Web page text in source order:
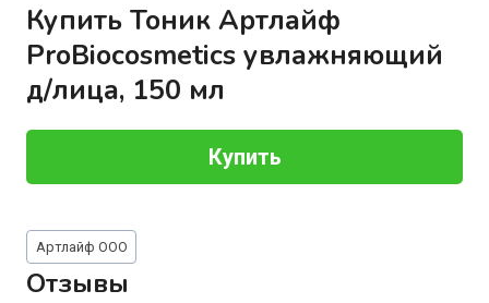
Купить Тоник Артлайф
ProBiocosmetics увлажняющий
д/лица, 150 мл
Купить
Метки
записи:
Артлайф ООО
Отзывы